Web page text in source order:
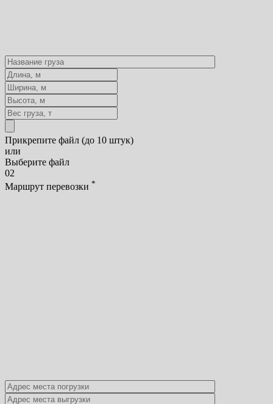
Прикрепите файл (до 10 штук)
или
Выберите файл
02
Маршрут перевозки *